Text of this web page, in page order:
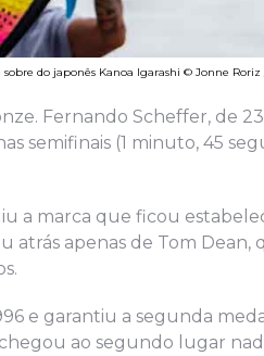
do japonês Kanoa Igarashi © Jonne Roriz
Fernando Scheffer, de 23
semifinais (1 minuto, 45
a marca que ficou
atrás apenas de Tom Dean,
e garantiu a segunda
ao segundo lugar